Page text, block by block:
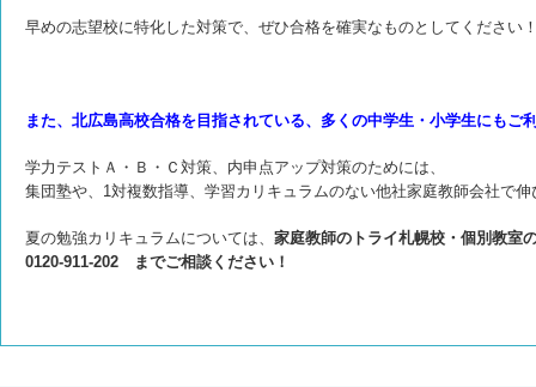
早めの志望校に特化した対策で、ぜひ合格を確実なものとしてください
また、北広島高校合格を目指されている、多くの中学生・小学生にもご
学力テストＡ・Ｂ・Ｃ対策、内申点アップ対策のためには、
集団塾や、1対複数指導、学習カリキュラムのない他社家庭教師会社で
夏の勉強カリキュラムについては、 家庭教師のトライ札幌校・個別教室
0120-911-202 までご相談ください！